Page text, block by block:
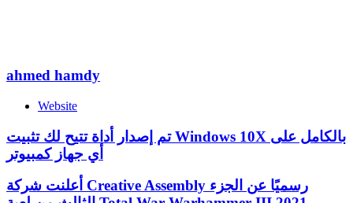
ahmed hamdy
Website
تم إصدار أداة تتيح لك تثبيت Windows 10X بالكامل على
أي جهاز كمبيوتر
أعلنت شركة Creative Assembly رسميًا عن الجزء